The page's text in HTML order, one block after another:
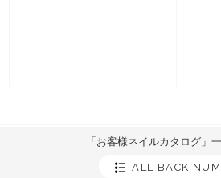
「お客様ネイルカタログ」
ALL BACK